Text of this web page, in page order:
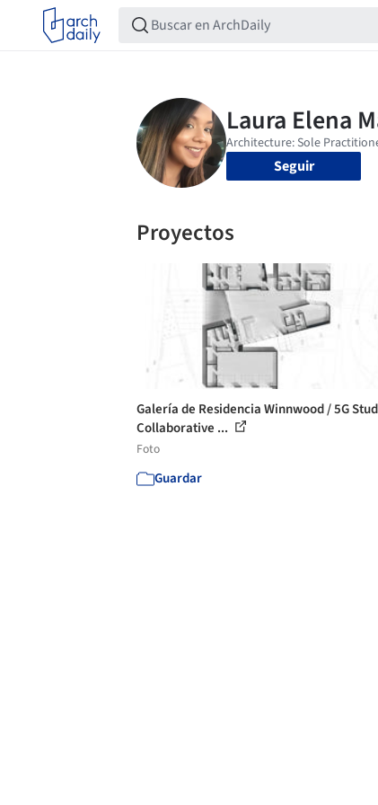
Seguir
Proyectos
Galería de Residencia Winnwood / 5G
Collaborative ...
Foto
Guardar